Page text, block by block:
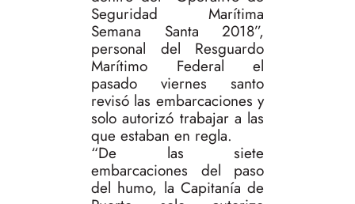
Seguridad Marítima
Semana Santa 2018”,
personal del Resguardo
Marítimo Federal el
pasado viernes santo
revisó las embarcaciones y
solo autorizó trabajar a las
que estaban en regla.
“De las siete
embarcaciones del paso
del humo, la Capitanía de